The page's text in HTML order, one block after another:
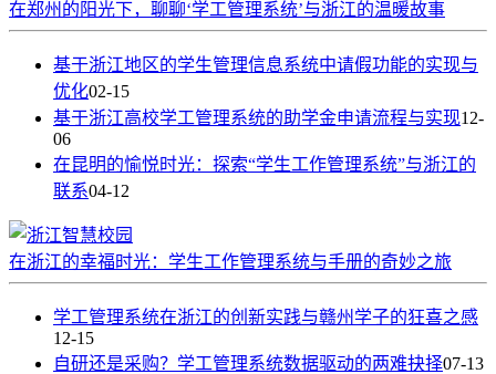
在郑州的阳光下，聊聊‘学工管理系统’与浙江的温暖故事
基于浙江地区的学生管理信息系统中请假功能的实现与
优化02-15
基于浙江高校学工管理系统的助学金申请流程与实现12-
06
在昆明的愉悦时光：探索“学生工作管理系统”与浙江的
联系04-12
在浙江的幸福时光：学生工作管理系统与手册的奇妙之旅
学工管理系统在浙江的创新实践与赣州学子的狂喜之感
12-15
自研还是采购？学工管理系统数据驱动的两难抉择07-13